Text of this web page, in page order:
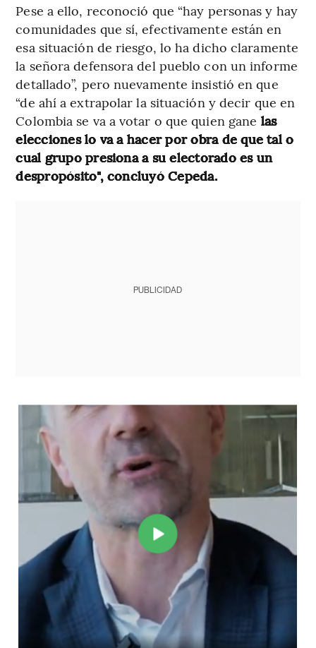
Pese a ello, reconoció que “hay personas y hay
comunidades que sí, efectivamente están en
esa situación de riesgo, lo ha dicho claramente
la señora defensora del pueblo con un informe
detallado”, pero nuevamente insistió en que
“de ahí a extrapolar la situación y decir que en
Colombia se va a votar o que quien gane las
elecciones lo va a hacer por obra de que tal o
cual grupo presiona a su electorado es un
despropósito", concluyó Cepeda.
PUBLICIDAD